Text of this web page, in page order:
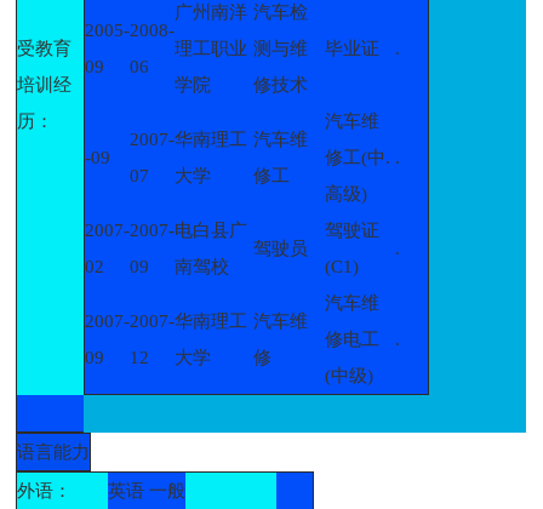
受教育
培训经
历：
2005-
09
2008-
06
广州南洋
理工职业
学院
汽车检
测与维
修技术
毕业证 .
-09
2007-
07
华南理工
大学
汽车维
修工
汽车维
修工(中.
高级)
.
2007-
02
2007-
09
电白县广
南驾校
驾驶员
驾驶证
(C1)
.
2007-
09
2007-
12
华南理工
大学
汽车维
修
汽车维
修电工
(中级)
.
语言能力
外语：
英语 一般